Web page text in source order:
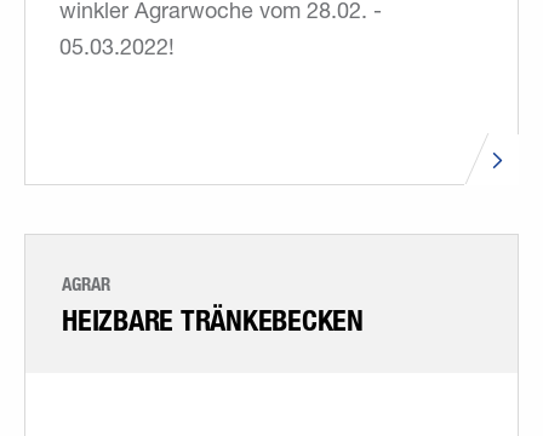
winkler Agrarwoche vom 28.02. -
05.03.2022!
AGRAR
HEIZBARE TRÄNKEBECKEN